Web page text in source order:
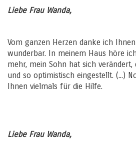
Liebe Frau Wanda,
Vom ganzen Herzen danke ich
wunderbar. In meinem Haus höre
mehr, mein Sohn hat sich
und so optimistisch eingestellt. (...)
Ihnen vielmals für die Hilfe.
Liebe Frau Wanda,